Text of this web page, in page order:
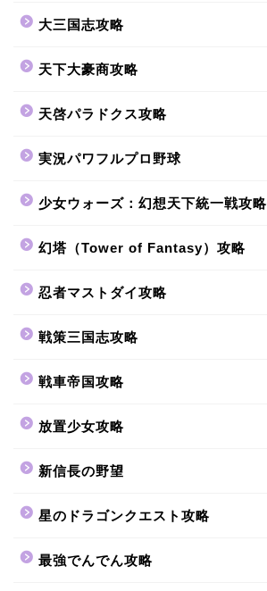
大三国志攻略
天下大豪商攻略
天啓パラドクス攻略
実況パワフルプロ野球
少女ウォーズ：幻想天下統一戦攻略
幻塔（Tower of Fantasy）攻略
忍者マストダイ攻略
戦策三国志攻略
戦車帝国攻略
放置少女攻略
新信長の野望
星のドラゴンクエスト攻略
最強でんでん攻略